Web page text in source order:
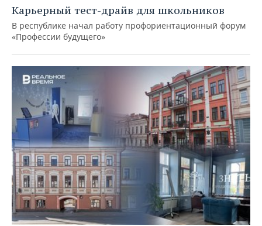
Карьерный тест-драйв для школьников
В республике начал работу профориентационный форум
«Профессии будущего»